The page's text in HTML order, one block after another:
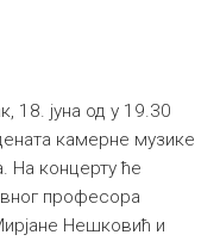
18. јуна од у 19.30
камерне музике
На концерту ће
професора
Нешковић и